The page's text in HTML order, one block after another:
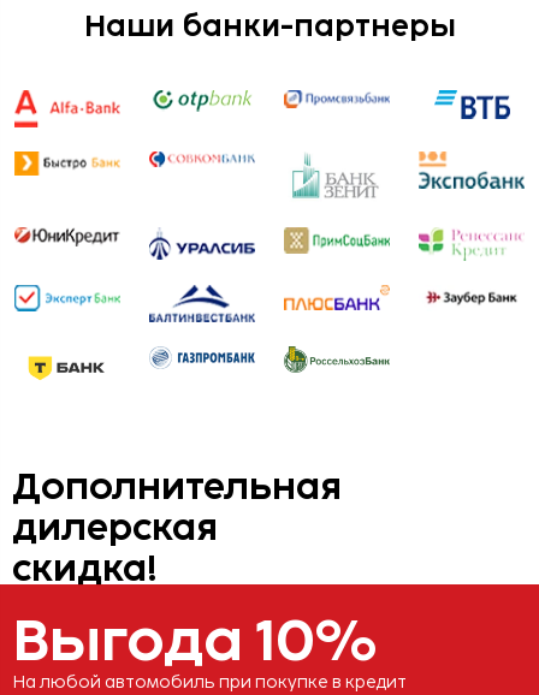
Наши банки-партнеры
Дополнительная
дилерская
скидка!
Выгода 10%
На любой автомобиль при покупке в кредит